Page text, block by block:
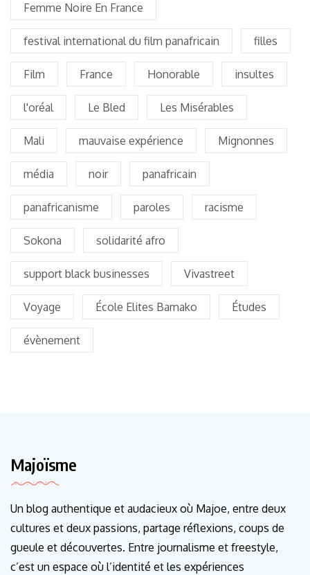
Femme Noire En France
festival international du film panafricain filles
Film France Honorable insultes
l'oréal Le Bled Les Misérables
Mali mauvaise expérience Mignonnes
média noir panafricain
panafricanisme paroles racisme
Sokona solidarité afro
support black businesses Vivastreet
Voyage École Elites Bamako Études
évènement
Majoïsme
Un blog authentique et audacieux où Majoe, entre deux
cultures et deux passions, partage réflexions, coups de
gueule et découvertes. Entre journalisme et freestyle,
c’est un espace où l’identité et les expériences